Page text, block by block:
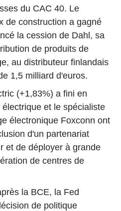
du CAC 40. Le
de construction a gagné
la cession de Dahl, sa
de produits de
au distributeur finlandais
1,5 milliard d'euros.
(+1,83%) a fini en
et le spécialiste
électronique Foxconn ont
d'un partenariat
et de déployer à grande
de centres de
la BCE, la Fed
de politique